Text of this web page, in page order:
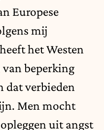
Europese
mij
het Westen
beperking
dat verbieden
Men mocht
uit angst